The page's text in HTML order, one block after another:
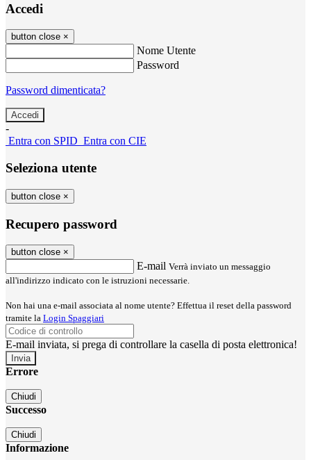
Accedi
button close ×
Nome Utente
Password
Password dimenticata?
-
Entra con SPID Entra con CIE
Seleziona utente
button close ×
Recupero password
button close ×
E-mail Verrà inviato un messaggio
all'indirizzo indicato con le istruzioni necessarie.
Non hai una e-mail associata al nome utente? Effettua il reset della password
tramite la Login Spaggiari
E-mail inviata, si prega di controllare la casella di posta elettronica!
Errore
Chiudi
Successo
Chiudi
Informazione